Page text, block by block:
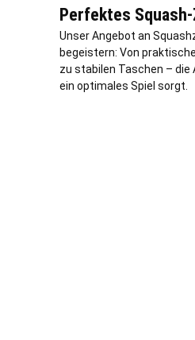
Perfektes
Unser Angebot an
begeistern: Von
zu stabilen Taschen – die
ein optimales Spiel sorgt.